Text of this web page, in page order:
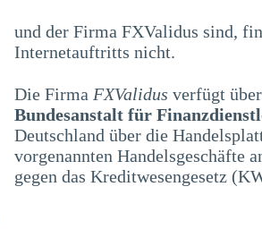
und der Firma FXValidus sind,
Internetauftritts nicht.
Die Firma FXValidus verfügt
Bundesanstalt für
Deutschland über die
vorgenannten Handelsgeschäfte
gegen das Kreditwesengesetz